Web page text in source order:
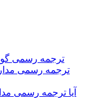
ترجمه رسمی
ترجمه رسمی
آیا ترجمه رسمی